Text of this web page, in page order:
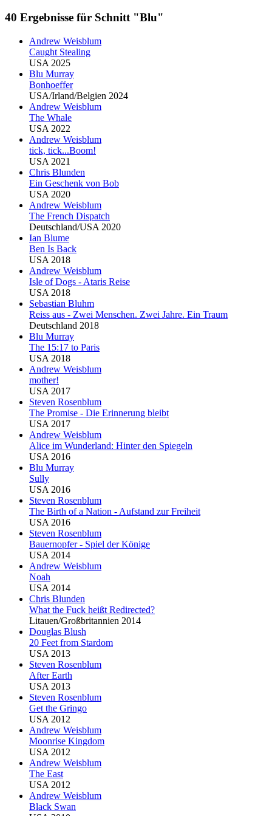
40 Ergebnisse für Schnitt "Blu"
Andrew Weisblum
Caught Stealing
USA 2025
Blu Murray
Bonhoeffer
USA/Irland/Belgien 2024
Andrew Weisblum
The Whale
USA 2022
Andrew Weisblum
tick, tick...Boom!
USA 2021
Chris Blunden
Ein Geschenk von Bob
USA 2020
Andrew Weisblum
The French Dispatch
Deutschland/USA 2020
Ian Blume
Ben Is Back
USA 2018
Andrew Weisblum
Isle of Dogs - Ataris Reise
USA 2018
Sebastian Bluhm
Reiss aus - Zwei Menschen. Zwei Jahre. Ein Traum
Deutschland 2018
Blu Murray
The 15:17 to Paris
USA 2018
Andrew Weisblum
mother!
USA 2017
Steven Rosenblum
The Promise - Die Erinnerung bleibt
USA 2017
Andrew Weisblum
Alice im Wunderland: Hinter den Spiegeln
USA 2016
Blu Murray
Sully
USA 2016
Steven Rosenblum
The Birth of a Nation - Aufstand zur Freiheit
USA 2016
Steven Rosenblum
Bauernopfer - Spiel der Könige
USA 2014
Andrew Weisblum
Noah
USA 2014
Chris Blunden
What the Fuck heißt Redirected?
Litauen/Großbritannien 2014
Douglas Blush
20 Feet from Stardom
USA 2013
Steven Rosenblum
After Earth
USA 2013
Steven Rosenblum
Get the Gringo
USA 2012
Andrew Weisblum
Moonrise Kingdom
USA 2012
Andrew Weisblum
The East
USA 2012
Andrew Weisblum
Black Swan